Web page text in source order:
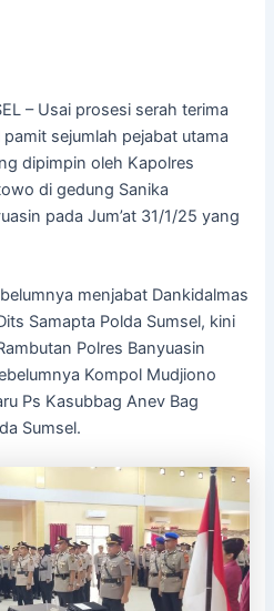
– Usai prosesi serah terima
sejumlah pejabat utama
dipimpin oleh Kapolres
di gedung Sanika
pada Jum’at 31/1/25 yang
menjabat Dankidalmas
Samapta Polda Sumsel, kini
Polres Banyuasin
Kompol Mudjiono
Ps Kasubbag Anev Bag
Sumsel.